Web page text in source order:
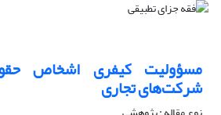
مسؤولیت کیفری اشخاص
شرکت‌های تجاری